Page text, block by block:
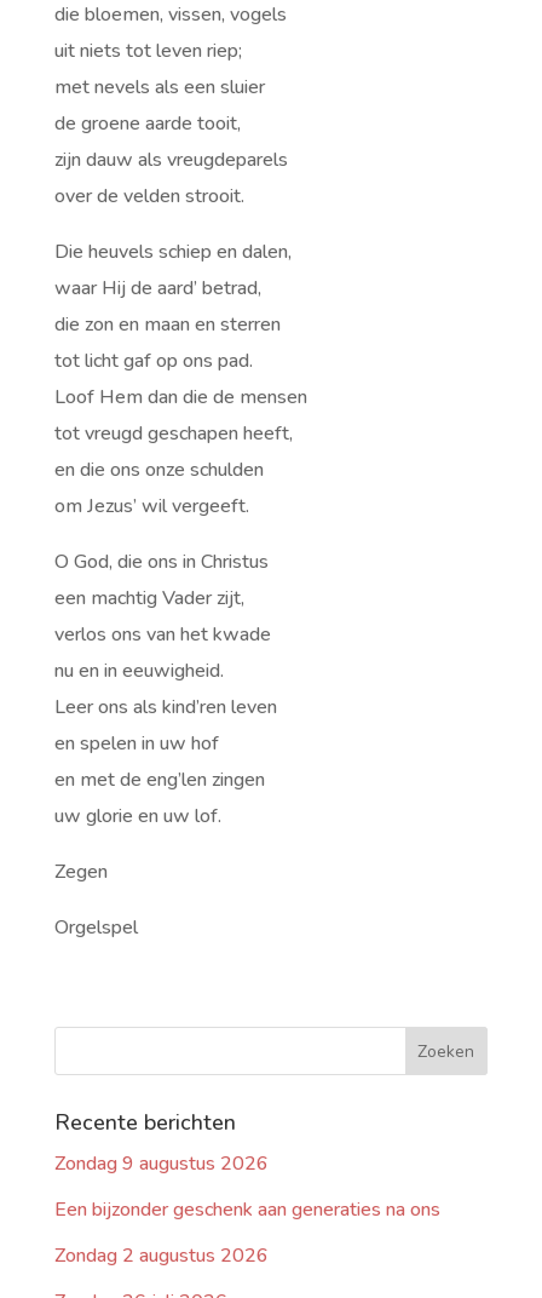
die bloemen, vissen, vogels
uit niets tot leven riep;
met nevels als een sluier
de groene aarde tooit,
zijn dauw als vreugdeparels
over de velden strooit.
Die heuvels schiep en dalen,
waar Hij de aard’ betrad,
die zon en maan en sterren
tot licht gaf op ons pad.
Loof Hem dan die de mensen
tot vreugd geschapen heeft,
en die ons onze schulden
om Jezus’ wil vergeeft.
O God, die ons in Christus
een machtig Vader zijt,
verlos ons van het kwade
nu en in eeuwigheid.
Leer ons als kind’ren leven
en spelen in uw hof
en met de eng’len zingen
uw glorie en uw lof.
Zegen
Orgelspel
Recente berichten
Zondag 9 augustus 2026
Een bijzonder geschenk aan generaties na ons
Zondag 2 augustus 2026